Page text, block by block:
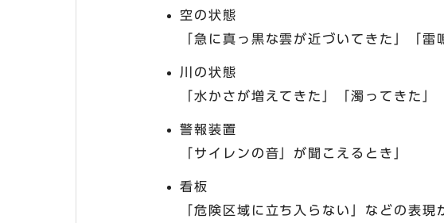
空の状態
「急に真っ黒な雲が近づいてきた」「
川の状態
「水かさが増えてきた」「濁ってきた
警報装置
「サイレンの音」が聞こえるとき」
看板
「危険区域に立ち入らない」などの表現